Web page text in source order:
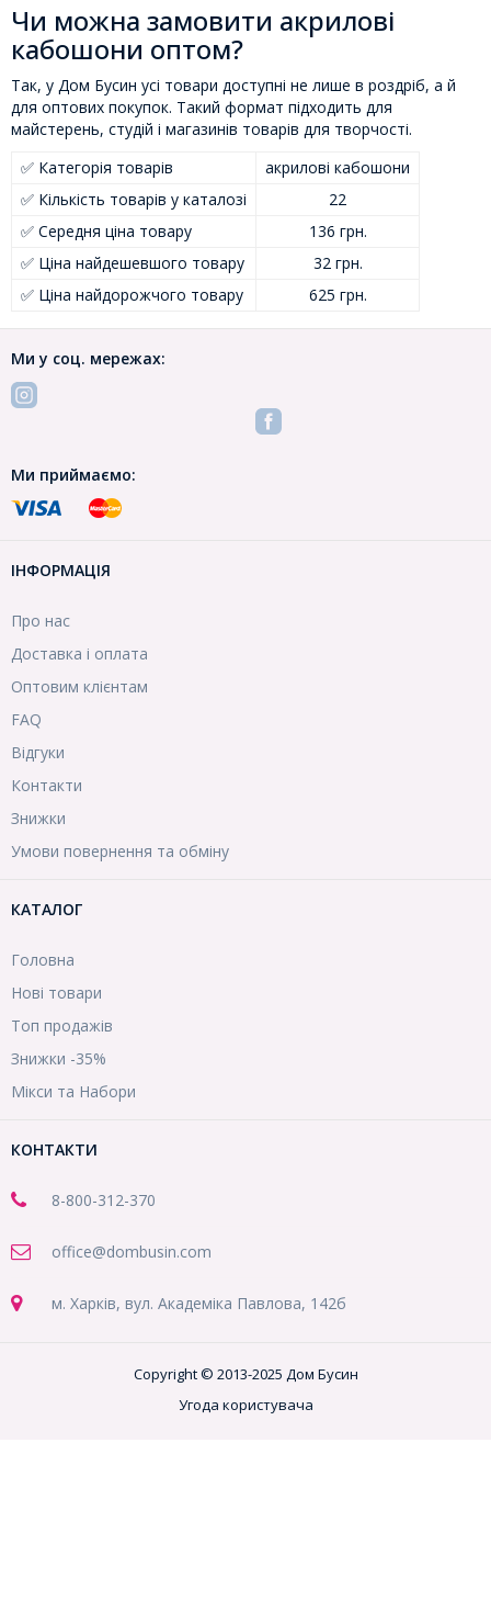
Чи можна замовити акрилові
кабошони оптом?
Так, у Дом Бусин усі товари доступні не лише в роздріб, а й
для оптових покупок. Такий формат підходить для
майстерень, студій і магазинів товарів для творчості.
✅ Категорія товарів
акрилові кабошони
✅ Кількість товарів у каталозі
22
✅ Середня ціна товару
136 грн.
✅ Ціна найдешевшого товару
32 грн.
✅ Ціна найдорожчого товару
625 грн.
Ми у соц. мережах:
Ми приймаємо:
ІНФОРМАЦІЯ
Про нас
Доставка і оплата
Оптовим клієнтам
FAQ
Відгуки
Контакти
Знижки
Умови повернення та обміну
КАТАЛОГ
Головна
Нові товари
Топ продажів
Знижки -35%
Мікси та Набори
КОНТАКТИ
8-800-312-370
office@dombusin.com
м. Харків, вул. Академіка Павлова, 142б
Copyright © 2013-2025 Дом Бусин
Угода користувача